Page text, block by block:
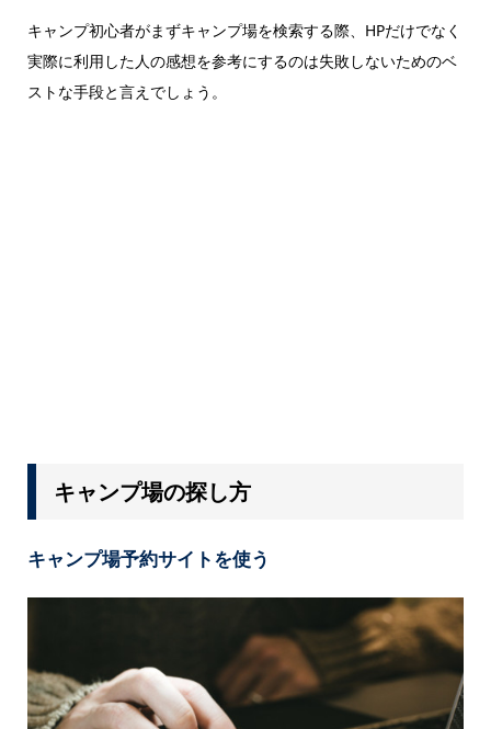
キャンプ初心者がまずキャンプ場を検索する際、HPだけでなく
実際に利用した人の感想を参考にするのは失敗しないためのベ
ストな手段と言えでしょう。
キャンプ場の探し方
キャンプ場予約サイトを使う